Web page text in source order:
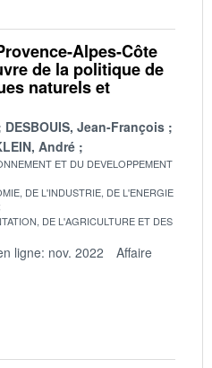
Alpes-Côte
de la politique de
naturels et
DESBOUIS, Jean-François
André
ET DU DEVELOPPEMENT
DE L'INDUSTRIE, DE L'ENERGIE
DE L'AGRICULTURE ET DES
ligne: nov. 2022
Affaire